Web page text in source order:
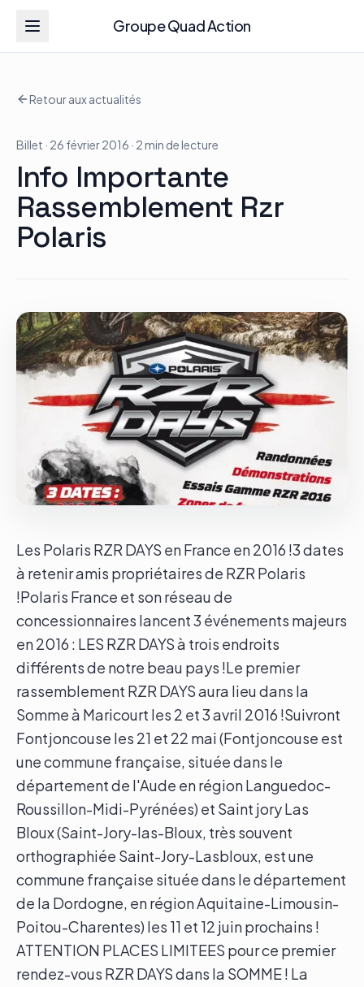
Groupe Quad Action
Groupe Quad Action
Accueil
RZR
ATV
RGR
Actualités
Le groupe
Contact
Retour aux actualités
Billet · 26 février 2016 · 2 min de lecture
Info Importante
Rassemblement Rzr
Polaris
Les Polaris RZR DAYS en France en 2016 !3 dates
à retenir amis propriétaires de RZR Polaris
!Polaris France et son réseau de
concessionnaires lancent 3 événements majeurs
en 2016 : LES RZR DAYS à trois endroits
différents de notre beau pays !Le premier
rassemblement RZR DAYS aura lieu dans la
Somme à Maricourt les 2 et 3 avril 2016 !Suivront
Fontjoncouse les 21 et 22 mai (Fontjoncouse est
une commune française, située dans le
département de l'Aude en région Languedoc-
Roussillon-Midi-Pyrénées) et Saint jory Las
Bloux (Saint-Jory-las-Bloux, très souvent
orthographiée Saint-Jory-Lasbloux, est une
commune française située dans le département
de la Dordogne, en région Aquitaine-Limousin-
Poitou-Charentes) les 11 et 12 juin prochains !
ATTENTION PLACES LIMITEES pour ce premier
rendez-vous RZR DAYS dans la SOMME ! La